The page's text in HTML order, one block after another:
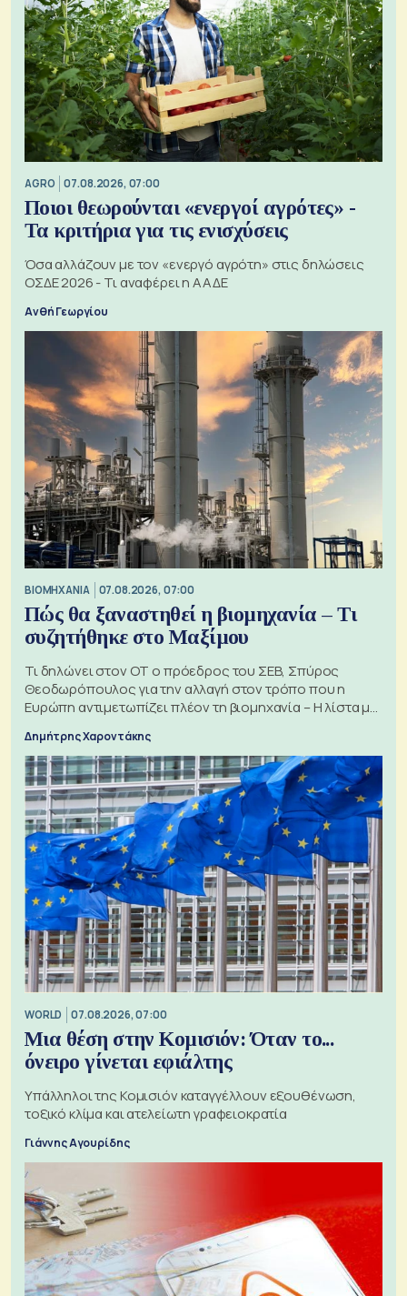
AGRO 07.08.2026, 07:00
Ποιοι θεωρούνται «ενεργοί αγρότες» -
Τα κριτήρια για τις ενισχύσεις
Όσα αλλάζουν με τον «ενεργό αγρότη» στις δηλώσεις
ΟΣΔΕ 2026 - Τι αναφέρει η ΑΑΔΕ
Ανθή Γεωργίου
ΒΙΟΜΗΧΑΝΙΑ 07.08.2026, 07:00
Πώς θα ξαναστηθεί η βιομηχανία – Τι
συζητήθηκε στο Μαξίμου
Τι δηλώνει στον ΟΤ ο πρόεδρος του ΣΕΒ, Σπύρος
Θεοδωρόπουλος για την αλλαγή στον τρόπο που η
Ευρώπη αντιμετωπίζει πλέον τη βιομηχανία – Η λίστα με
Δημήτρης Χαροντάκης
WORLD 07.08.2026, 07:00
Μια θέση στην Κομισιόν: Όταν το...
όνειρο γίνεται εφιάλτης
Υπάλληλοι της Κομισιόν καταγγέλλουν εξουθένωση,
τοξικό κλίμα και ατελείωτη γραφειοκρατία
Γιάννης Αγουρίδης